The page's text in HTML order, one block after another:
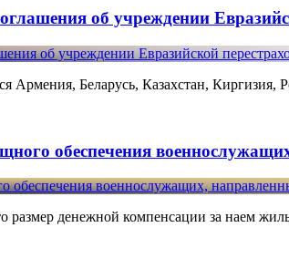
об учреждении
Армения, Беларусь, Казахстан, Киргизия,
обеспечения
размер денежной компенсации за наем